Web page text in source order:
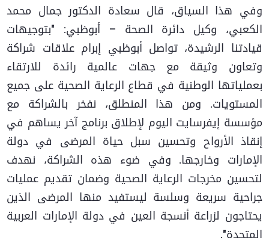
وفي هذا السياق، قال سعادة الدكتور جمال محمد
الكعبي، وكيل دائرة الصحة – أبوظبي: "بتوجيهات
قيادتنا الرشيدة، تواصل أبوظبي إبرام علاقات شراكة
وتعاون وثيقة مع جهات عالمية رائدة للارتقاء
بعملياتها الوطنية في قطاع الرعاية الصحية على جميع
المستويات. ومن هذا المنطلق، نفخر بالشراكة مع
مؤسسة إيفرسايت اليوم لإطلاق برنامج آخر يساهم في
إنقاذ الأرواح وتحسين سبل حياة المرضى في دولة
الإمارات وخارجها. وفي ضوء هذه الشراكة، نهدف
لتحسين مخرجات الرعاية الصحية وضمان تقديم عمليات
جراحية سريعة وسلسة ليستفيد منها المرضى الذين
يحتاجون لزراعة أنسجة العين في دولة الإمارات العربية
المتحدة".